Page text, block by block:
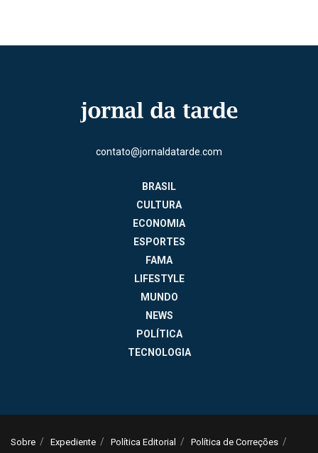
contato@jornaldatarde.com
BRASIL
CULTURA
ECONOMIA
ESPORTES
FAMA
LIFESTYLE
MUNDO
NEWS
POLÍTICA
TECNOLOGIA
Sobre Expediente Política Editorial Política de Correções